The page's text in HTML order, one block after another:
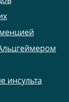
инсульта